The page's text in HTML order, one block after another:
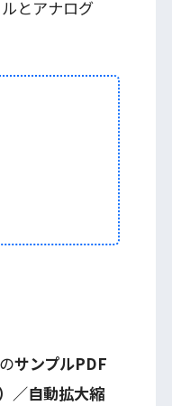
とアナログ
サンプルPDF
／自動拡大縮